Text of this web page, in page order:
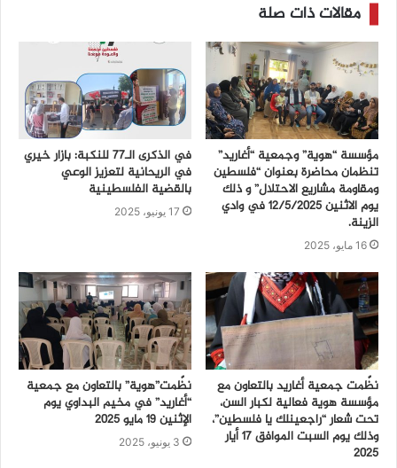
مقالات ذات صلة
مؤسسة “هوية” وجمعية “أغاريد”
تنظمان محاضرة بعنوان “فلسطين
ومقاومة مشاريع الاحتلال” و ذلك
يوم الاثنين 12/5/2025 في وادي
الزينة.
16 مايو، 2025
في الذكرى الـ77 للنكبة: بازار خيري
في الريحانية لتعزيز الوعي
بالقضية الفلسطينية
17 يونيو، 2025
نظّمت جمعية أغاريد بالتعاون مع
مؤسسة هوية فعالية لكبار السن،
تحت شعار “راجعينلك يا فلسطين”،
وذلك يوم السبت الموافق 17 أيار
2025
نظّمت”هوية” بالتعاون مع جمعية
“أغاريد” في مخيم البداوي يوم
الإثنين 19 مايو 2025
3 يونيو، 2025